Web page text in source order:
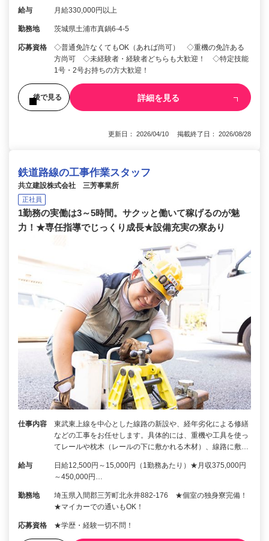
給与 月給330,000円以上
勤務地 茨城県土浦市真鍋6-4-5
応募資格
◇普通免許なくてもOK（あれば尚可） ◇重機の免許ある
方尚可 ◇未経験者・経験者どちらも大歓迎！ ◇特定技能
1号・2号お持ちの方大歓迎！
後で見る 詳細を見る
更新日： 2026/04/10 掲載終了日： 2026/08/28
鉄道路線の工事作業スタッフ
共立建設株式会社 三芳事業所
正社員
1勤務の実働は3～5時間。サクッと働いて稼げるのが魅
力！★専任指導でじっくり成長★設備充実の寮あり
仕事内容
東武東上線を中心とした線路の新設や、経年劣化による修繕
などの工事をお任せします。具体的には、重機や工具を使っ
てレールや枕木（レールの下に敷かれる木材）、線路に敷…
給与
日給12,500円～15,000円（1勤務あたり）★月収375,000円
～450,000円…
勤務地
埼玉県入間郡三芳町北永井882-176 ★個室の独身寮完備！
★マイカーでの通いもOK！
応募資格 ★学歴・経験一切不問！